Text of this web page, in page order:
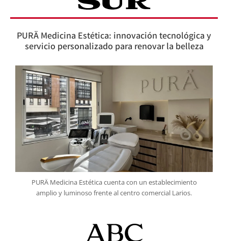
PURÄ Medicina Estética: innovación tecnológica y
servicio personalizado para renovar la belleza
PURÄ Medicina Estética cuenta con un establecimiento
amplio y luminoso frente al centro comercial Larios.